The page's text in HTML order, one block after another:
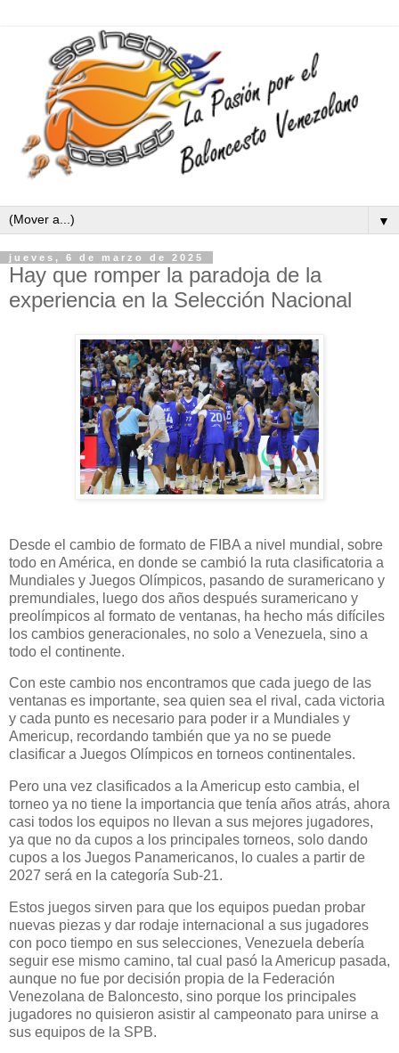
▼
jueves, 6 de marzo de 2025
Hay que romper la paradoja de la
experiencia en la Selección Nacional
Desde el cambio de formato de FIBA a nivel mundial, sobre
todo en América, en donde se cambió la ruta clasificatoria a
Mundiales y Juegos Olímpicos, pasando de suramericano y
premundiales, luego dos años después suramericano y
preolímpicos al formato de ventanas, ha hecho más difíciles
los cambios generacionales, no solo a Venezuela, sino a
todo el continente.
Con este cambio nos encontramos que cada juego de las
ventanas es importante, sea quien sea el rival, cada victoria
y cada punto es necesario para poder ir a Mundiales y
Americup, recordando también que ya no se puede
clasificar a Juegos Olímpicos en torneos continentales.
Pero una vez clasificados a la Americup esto cambia, el
torneo ya no tiene la importancia que tenía años atrás, ahora
casi todos los equipos no llevan a sus mejores jugadores,
ya que no da cupos a los principales torneos, solo dando
cupos a los Juegos Panamericanos, lo cuales a partir de
2027 será en la categoría Sub-21.
Estos juegos sirven para que los equipos puedan probar
nuevas piezas y dar rodaje internacional a sus jugadores
con poco tiempo en sus selecciones, Venezuela debería
seguir ese mismo camino, tal cual pasó la Americup pasada,
aunque no fue por decisión propia de la Federación
Venezolana de Baloncesto, sino porque los principales
jugadores no quisieron asistir al campeonato para unirse a
sus equipos de la SPB.